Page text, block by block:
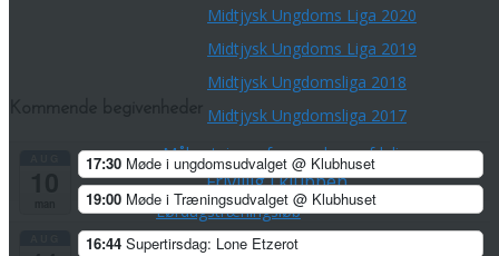
Midtjysk Ungdoms Liga 2020
Midtjysk Ungdoms Liga 2019
Midtjysk Ungdomsliga 2018
Midtjysk Ungdomsliga 2017
Målsætninger for ungdomsafdelingen
Frivillig i klubben
Lørdagstræningsløb
Banelægning
17:30 Møde i ungdomsudvalget @ Klubhuset
19:00 Møde i Træningsudvalget @ Klubhuset
16:44 Supertirsdag: Lone Etzerot